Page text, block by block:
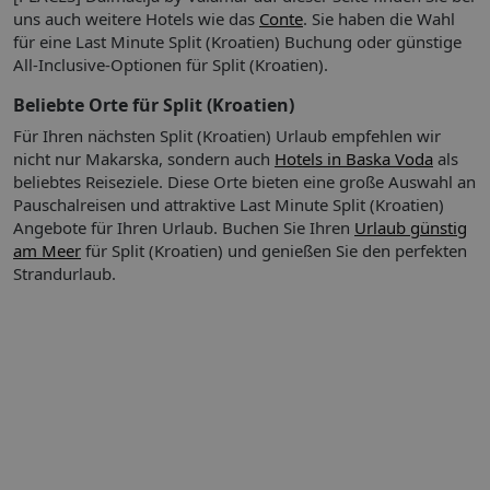
Tauchschule); Windsurfen (gegen Gebühr, angeboten
durch lokale Anbieter)
Ballsport: Billard (gegen Gebühr); Tennis (angeboten
sonstiges Sportangebot: Darts (gegen Gebühr)
Abendunterhaltung: regelmäßig
Spa- & Wellnessbereich: Größe: 101-500 qm
Hamam (gegen Gebühr)
Sauna (gegen Gebühr)
Services (gegen Gebühr): Massagen; Wellness- &
Beautyanwendungen
uns auch weitere Hotels wie das Conte. Sie haben die Wahl
für eine Last Minute Split (Kroatien) Buchung oder günstige
All-Inclusive-Optionen für Split (Kroatien).
Beliebte Orte für Split (Kroatien)
Für Ihren nächsten Split (Kroatien) Urlaub empfehlen wir
nicht nur Makarska, sondern auch Hotels in Baska Voda als
beliebtes Reiseziele. Diese Orte bieten eine große Auswahl an
Pauschalreisen und attraktive Last Minute Split (Kroatien)
Angebote für Ihren Urlaub. Buchen Sie Ihren Urlaub günstig
am Meer für Split (Kroatien) und genießen Sie den perfekten
Strandurlaub.